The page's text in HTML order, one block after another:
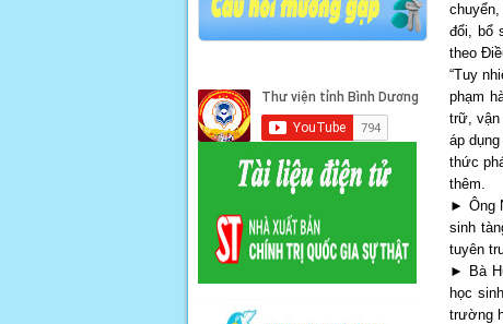
đổi, bổ
theo
“Tuy
phạm
trữ, vận
áp
thức
thêm.
► Ông
sinh
tuyên
► Bà
học
trường